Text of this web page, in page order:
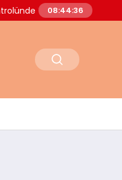
Yeni Yaklaşım
08:44:37